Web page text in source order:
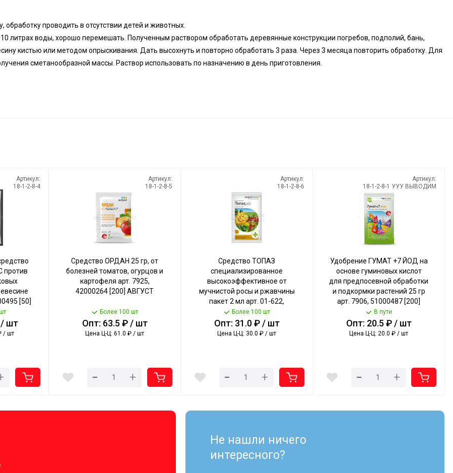
проводить в отсутствии детей и животных.
литрах воды, хорошо перемешать. Полученным раствором обработать деревянные конструкции погребов, подполий, бань,
кистью или методом опрыскивания. Дать высохнуть и повторно обработать 3 раза. Через 3 месяца повторить обработку. Для
сметанообразной массы. Раствор использовать по назначению в день приготовления.
Артикул:
18-1-2-8-4
[50]
/ шт
/ шт
Артикул:
18-1-2-8-5
Средство ОРДАН 25 гр, от
болезней томатов, огурцов и
картофеля арт. 7925,
42000264 [200] АВГУСТ
Более 100 шт
Опт: 63.5 ₽ / шт
Цена Ц-Ц: 61.0 ₽ / шт
- +
Артикул:
18-1-2-8-6
Средство ТОПАЗ
специализированное
высокоэффективное от
мучнистой росы и ржавчины
пакет 2 мл арт. 01-622,
51000519 [200] АВГУСТ
Более 100 шт
Опт: 31.0 ₽ / шт
Цена Ц-Ц: 30.0 ₽ / шт
- +
Артикул:
18-1-2-8-1 УУУ ВЫВОДИМ
Удобрение ГУМАТ +7 ЙОД на
основе гуминовых кислот
для предпосевной обработки
и подкормки растений 25 гр
арт. 7906, 51000487 [200]
АВГУСТ
В пути
Опт: 20.5 ₽ / шт
Цена Ц-Ц: 20.0 ₽ / шт
- +
Не нашли ничего
интересного?